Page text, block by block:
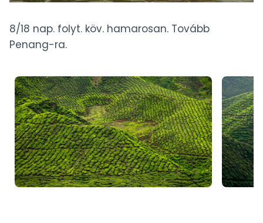
8/18 nap. folyt. köv. hamarosan. Tovább
Penang-ra.